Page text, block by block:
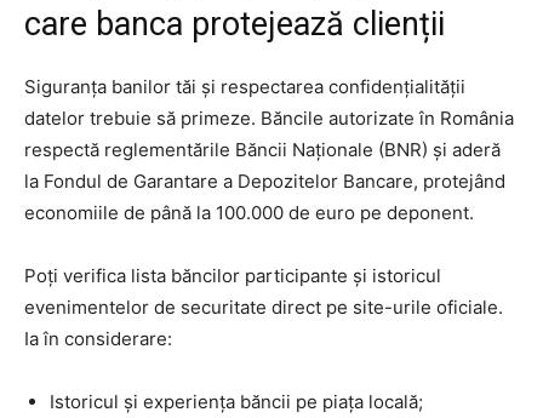
care banca protejează clienții
Siguranța banilor tăi și respectarea confidențialității
datelor trebuie să primeze. Băncile autorizate în România
respectă reglementările Băncii Naționale (BNR) și aderă
la Fondul de Garantare a Depozitelor Bancare, protejând
economiile de până la 100.000 de euro pe deponent.
Poți verifica lista băncilor participante și istoricul
evenimentelor de securitate direct pe site-urile oficiale.
Ia în considerare:
Istoricul și experiența băncii pe piața locală;